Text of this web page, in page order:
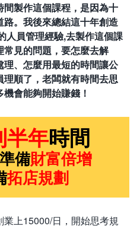
製作這個課程，是因為十
。 我後來總結這十年創造
人員管理經驗,去製作這個課
見的問題，要怎麼去解
、怎麼用最短的時間讓公
順了，老闆就有時間去思
會能夠開始賺錢！
半年時間
備財富倍增
拓店規劃
上15000/日，開始思考規